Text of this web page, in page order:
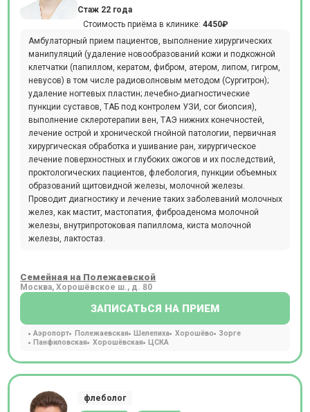
Стаж 22 года
Стоимость приёма в клинике: 4450₽
Амбулаторный прием пациентов, выполнение хирургических
манипуляций (удаление новообразований кожи и подкожной
клетчатки (папиллом, кератом, фибром, атером, липом, гигром,
невусов) в том числе радиоволновым методом (Сургитрон);
удаление ногтевых пластин; лечебно-диагностические
пункции суставов, ТАБ под контролем УЗИ, cor биопсия),
выполнение склеротерапии вен, ТАЭ нижних конечностей,
лечение острой и хронической гнойной патологии, первичная
хирургическая обработка и ушивание ран, хирургическое
лечение поверхностных и глубоких ожогов и их последствий,
проктологических пациентов, флебология, пункции объемных
образований щитовидной железы, молочной железы.
Проводит диагностику и лечение таких заболеваний молочных
желез, как мастит, мастопатия, фиброаденома молочной
железы, внутрипротоковая папиллома, киста молочной
железы, лактостаз.
Семейная на Полежаевской
Москва, Хорошёвское ш., д. 80
ЗАПИСАТЬСЯ НА ПРИЕМ
Аэропорт Полежаевская Шелепиха Хорошёво
Зорге
Панфиловская
Хорошёвская ЦСКА
флеболог